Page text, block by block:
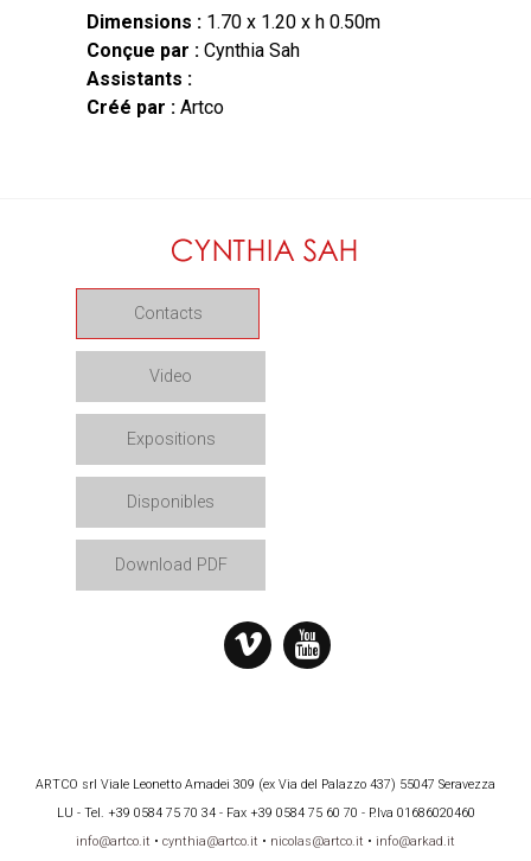
Dimensions : 1.70 x 1.20 x h 0.50m
Conçue par : Cynthia Sah
Assistants :
Créé par : Artco
Contacts
Video
Expositions
Disponibles
Download PDF
ARTCO srl Viale Leonetto Amadei 309 (ex Via del Palazzo 437) 55047 Seravezza
LU - Tel. +39 0584 75 70 34 - Fax +39 0584 75 60 70 - P.Iva 01686020460
info@artco.it • cynthia@artco.it • nicolas@artco.it • info@arkad.it